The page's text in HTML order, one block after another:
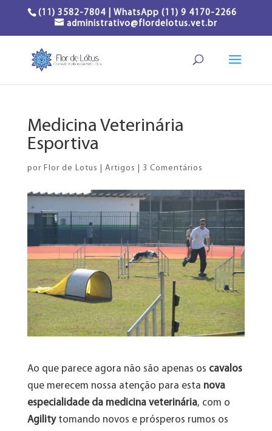
(11) 3582-7804 | WhatsApp (11) 9 4170-2266
administrativo@flordelotus.vet.br
Medicina Veterinária
Esportiva
por Flor de Lotus Artigos 3 Comentários
Ao que parece agora não são apenas os cavalos
que merecem nossa atenção para esta nova
especialidade da medicina veterinária, com o
Agilitytomando novos e prósperos rumos os